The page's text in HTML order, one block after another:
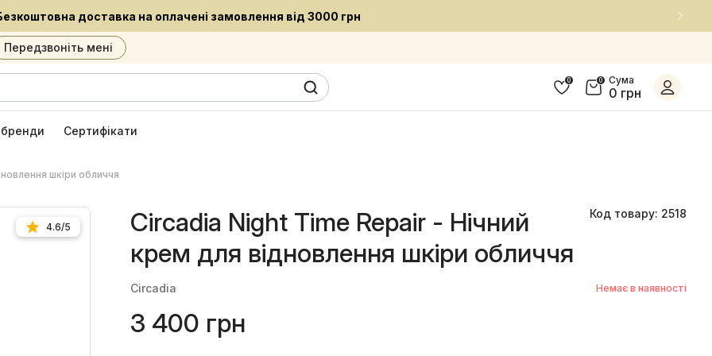
Встигни придбати улюблені засоби за приємною ціною
Передзвоніть мені
0 0 Сума
0 грн
бренди Сертифікати
шкіри обличчя
4.6/5
Circadia Night Time Repair - Нічний
крем для відновлення шкіри обличчя
Код товару: 2518
Circadia Немає в наявності
3 400 грн